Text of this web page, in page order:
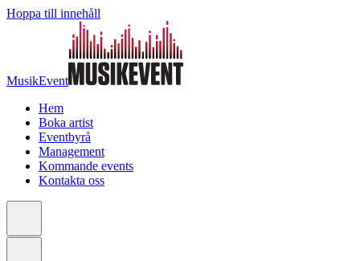
Hoppa till innehåll
MusikEvent
Hem
Boka artist
Eventbyrå
Management
Kommande events
Kontakta oss